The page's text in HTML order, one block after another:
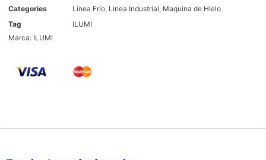
Categories Línea Frío, Linea Industrial, Maquina de HIelo
Tag
ILUMI
Marca: ILUMI